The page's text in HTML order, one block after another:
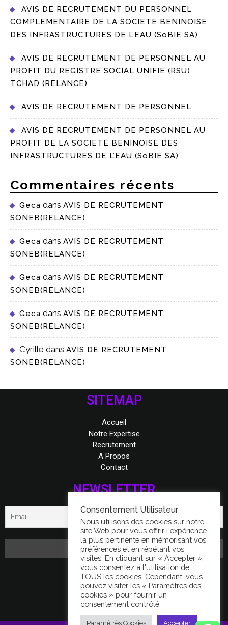
AVIS DE RECRUTEMENT DU PERSONNEL
COMPLEMENTAIRE DE LA SOCIETE BENINOISE
DES INFRASTRUCTURES DE L’EAU (SoBIE SA)
AVIS DE RECRUTEMENT DE PERSONNEL AU
PROFIT DU REGISTRE SOCIAL UNIFIE (RSU)
TCHAD (RELANCE)
AVIS DE RECRUTEMENT DE PERSONNEL
AVIS DE RECRUTEMENT DE PERSONNEL AU
PROFIT DE LA SOCIETE BENINOISE DES
INFRASTRUCTURES DE L’EAU (SoBIE SA)
Commentaires récents
Geca dans AVIS DE RECRUTEMENT
SONEB(RELANCE)
Geca dans AVIS DE RECRUTEMENT
SONEB(RELANCE)
Geca dans AVIS DE RECRUTEMENT
SONEB(RELANCE)
Geca dans AVIS DE RECRUTEMENT
SONEB(RELANCE)
Cyrille dans AVIS DE RECRUTEMENT
SONEB(RELANCE)
SITEMAP
Accueil
Notre Expertise
Recrutement
A Propos
Contact
NEWSLETTER
FACEBOOK
Consentement Utilisateur
Nous utilisons des cookies sur notre
site Web pour vous offrir l'expérience
la plus pertinente en mémorisant vos
préférences et en répétant vos
visites. En cliquant sur « Accepter »,
vous consentez à l'utilisation de
TOUS les cookies. Cependant, vous
pouvez visiter les « Paramètres des
cookies » pour fournir un
consentement contrôlé.
Paramètrès Cookies Accepter